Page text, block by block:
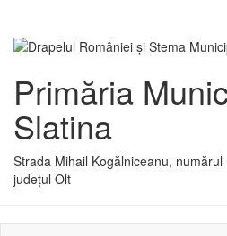
Primăria
Slatina
Strada Mihail Kogălniceanu,
județul Olt